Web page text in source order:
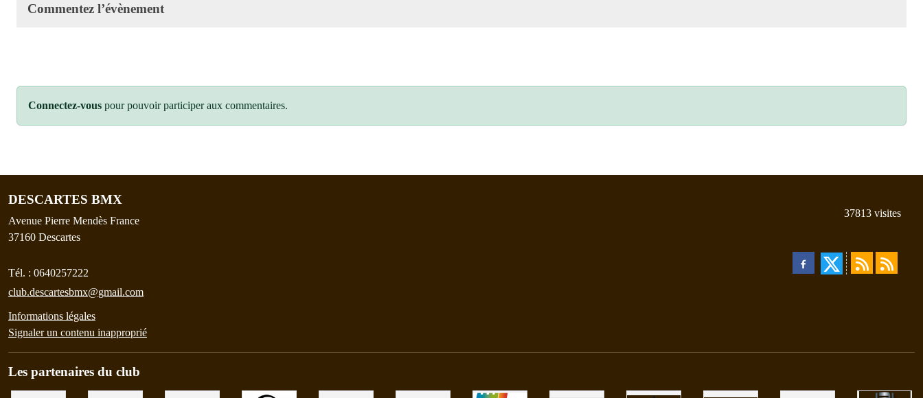
Commentez l’évènement
Connectez-vous pour pouvoir participer aux commentaires.
DESCARTES BMX
Avenue Pierre Mendès France
37160 Descartes
Tél. : 0640257222
club.descartesbmx@gmail.com
Informations légales
Signaler un contenu inapproprié
37813 visites
Les partenaires du club